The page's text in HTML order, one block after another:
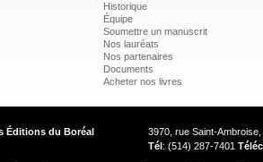
Historique
Équipe
Soumettre un manuscrit
Nos lauréats
Nos partenaires
Documents
Acheter nos livres
Éditions du Boréal
3970, rue Saint-
Tél: (514) 287-7401 Téléc